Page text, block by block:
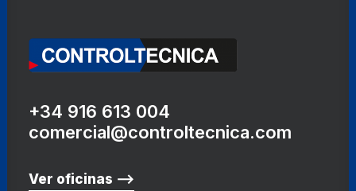
+34 916 613 004
comercial@controltecnica.com
Ver oficinas ⟶